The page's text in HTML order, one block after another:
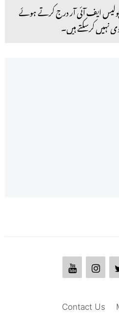
پولیس ایف آئی آر درج کرتے ہوئے
کرسکتے ہیں۔
Contact Us